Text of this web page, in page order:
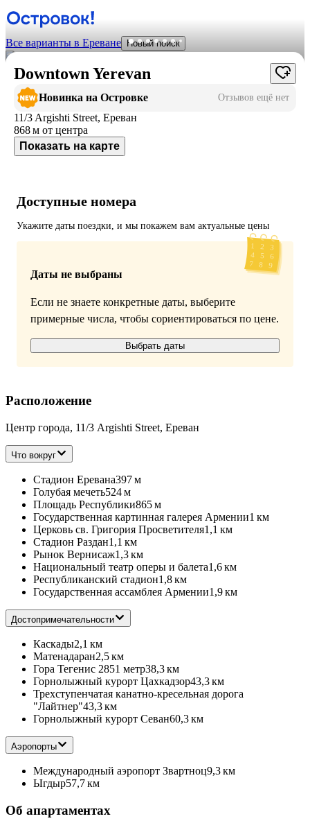
Все варианты в Ереване Новый поиск
Downtown Yerevan
Новинка на Островке Отзывов ещё нет
11/3 Argishti Street, Ереван
868 м от центра
Показать на карте
Доступные номера
Укажите даты поездки, и мы покажем вам актуальные цены
Даты не выбраны
Если не знаете конкретные даты, выберите
примерные числа, чтобы сориентироваться по цене.
Выбрать даты
Расположение
Центр города, 11/3 Argishti Street, Ереван
Что вокруг
Стадион Еревана397 м
Голубая мечеть524 м
Площадь Республики865 м
Государственная картинная галерея Армении1 км
Церковь св. Григория Просветителя1,1 км
Стадион Раздан1,1 км
Рынок Вернисаж1,3 км
Национальный театр оперы и балета1,6 км
Республиканский стадион1,8 км
Государственная ассамблея Армении1,9 км
Достопримечательности
Каскады2,1 км
Матенадаран2,5 км
Гора Тегенис 2851 метр38,3 км
Горнолыжный курорт Цахкадзор43,3 км
Трехступенчатая канатно-кресельная дорога
"Лайтнер"43,3 км
Горнолыжный курорт Севан60,3 км
Аэропорты
Международный аэропорт Звартноц9,3 км
Ыгдыр57,7 км
Об апартаментах